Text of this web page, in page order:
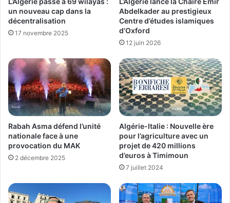
un nouveau cap dans la
décentralisation
17 novembre 2025
Abdelkader au prestigieux
Centre d’études islamiques
d’Oxford
12 juin 2026
Rabah Asma défend l’unité
nationale face à une
provocation du MAK
2 décembre 2025
Algérie-Italie : Nouvelle ère
pour l’agriculture avec un
projet de 420 millions
d’euros à Timimoun
7 juillet 2024